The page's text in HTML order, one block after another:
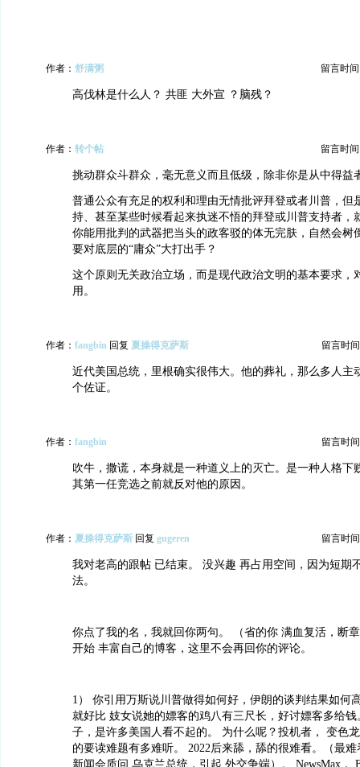
作者： 舒满粥 留言时间
高伐林是什么人？ 共匪 大外宣 ？脑残？
作者： 转个帖 留言时间
挑动群众斗群众，毫无意义而且低级，除非你是从中得益
普通公众有充足的权利和理由无情批评拜登或者川普，但
持、甚至某些时候看起来执迷不悟的拜登或川普支持者，
你能用批判的武器把当头的政客驳的体无完肤，自然会树
要对底层的“庸众”大打出手？
这个原则无关政治立场，而是现代政治文明的基本要求，
用。
作者： fangbin 回复 夏操得克萨斯 留言时
近代美国总统，里根确实很伟大。他的葬礼，那么多人主
个佐证。
作者： fangbin 留言时
吹牛，撒谎，本身就是一种道义上的灭亡。是一种人格下
其第一任竞选之前就反对他的原因。
作者： 夏操得克萨斯 回复 gugeren 留言时
我对老高的跟帖 已结束。 没兴趣 再占用空间，因为短期
法。
你点了我的名，我就回你两句。 （省的你 满血复活，断
开始 丰富自己的博客，这里不会再回你的评论。
1） 你引用万斯说川普做得如何好，伊朗的谈判结果如何
就好比 妓女说她的嫖客的鸡八有三尺长，好讨嫖客多给
子，是许多美国人看不起的。 为什么呢？投机者， 变色
的要读难题有多难听。 2022后来舔，舔的很难看。（最
新闻会质问 乌克兰总统，引起 外交争端）。 NewsMax，